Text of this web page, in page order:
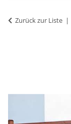
Zurück zur Liste